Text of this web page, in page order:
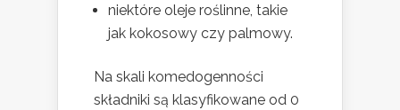
niektóre oleje roślinne, takie
jak kokosowy czy palmowy.
Na skali komedogenności
składniki są klasyfikowane od 0